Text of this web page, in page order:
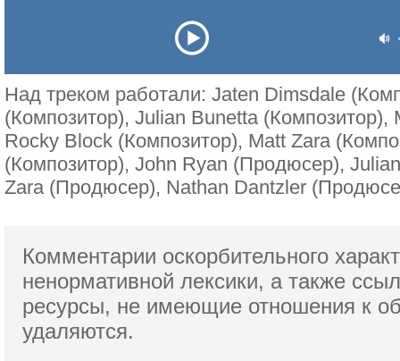
Над треком работали: Jaten Dimsdale
(Композитор), Julian Bunetta (Композитор),
Rocky Block (Композитор), Matt Zara
(Композитор), John Ryan (Продюсер),
Zara (Продюсер), Nathan Dantzler
Комментарии оскорбительного
ненормативной лексики, а также
ресурсы, не имеющие отношения к
удаляются.